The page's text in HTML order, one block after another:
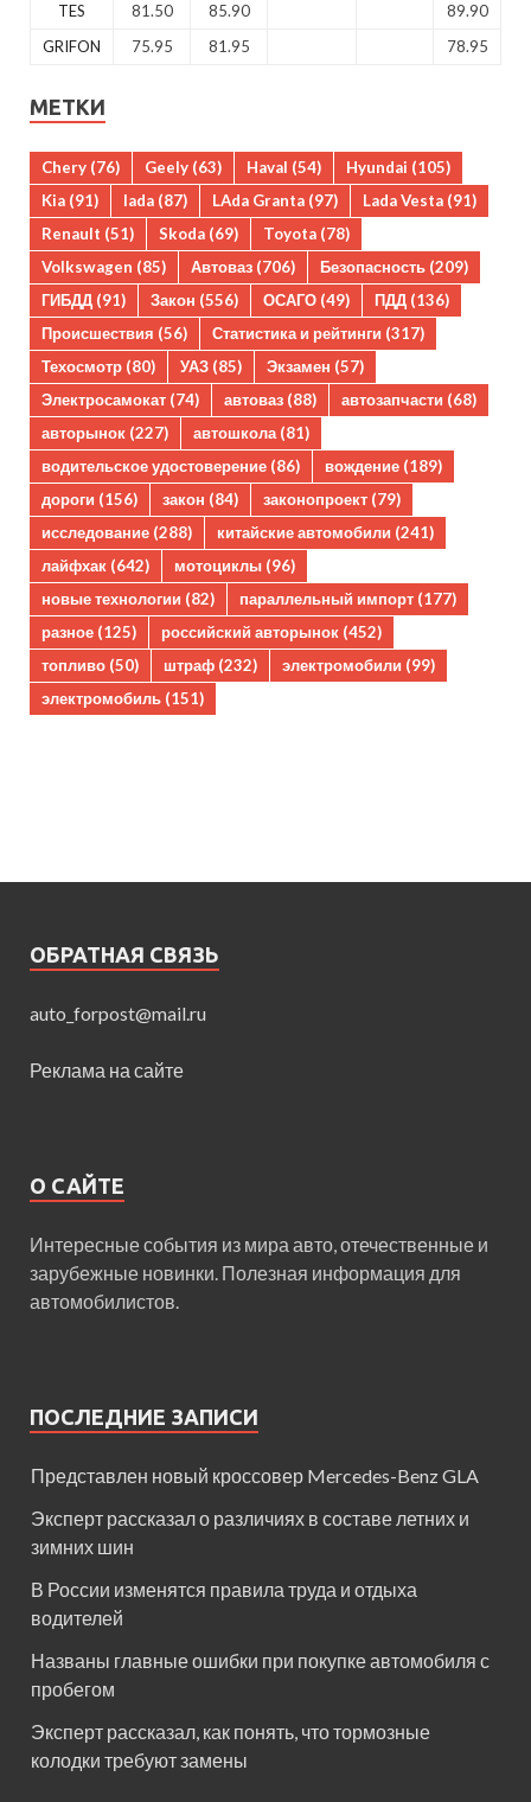
TES
81.50 85.90
89.90
GRIFON
75.95 81.95 78.95
МЕТКИ
Chery (76) Geely (63) Haval (54) Hyundai (105)
Kia (91) lada (87) LAda Granta (97) Lada Vesta (91)
Renault (51) Skoda (69) Toyota (78)
Volkswagen (85) Автоваз (706) Безопасность (209)
ГИБДД (91) Закон (556) ОСАГО (49) ПДД (136)
Происшествия (56) Статистика и рейтинги (317)
Техосмотр (80) УАЗ (85) Экзамен (57)
Электросамокат (74) автоваз (88) автозапчасти (68)
авторынок (227) автошкола(81)
водительское удостоверение (86) вождение (189)
дороги (156) закон (84) законопроект (79)
исследование (288) китайские автомобили (241)
лайфхак (642) мотоциклы (96)
новые технологии (82) параллельный импорт (177)
разное (125) российский авторынок (452)
топливо (50) штраф (232) электромобили (99)
электромобиль (151)
ОБРАТНАЯ СВЯЗЬ
auto_forpost@mail.ru
Реклама на сайте
О САЙТЕ
Интересные события из мира авто, отечественные и
зарубежные новинки. Полезная информация для
автомобилистов.
ПОСЛЕДНИЕ ЗАПИСИ
Представлен новый кроссовер Mercedes-Benz GLA
Эксперт рассказал о различиях в составе летних и
зимних шин
В России изменятся правила труда и отдыха
водителей
Названы главные ошибки при покупке автомобиля с
пробегом
Эксперт рассказал, как понять, что тормозные
колодки требуют замены